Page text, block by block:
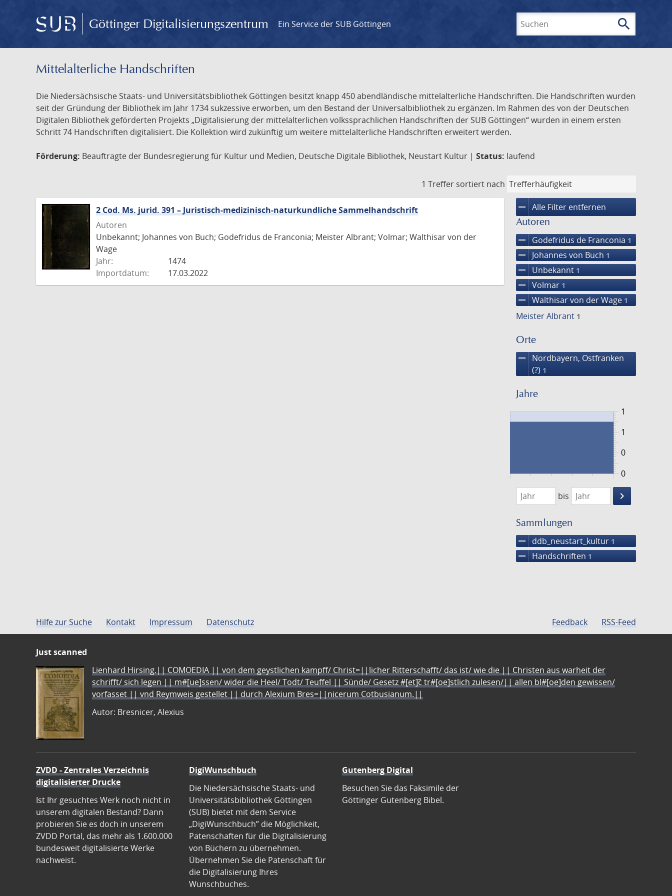
Göttinger Digitalisierungszentrum Ein Service der SUB Göttingen search
Mittelalterliche Handschriften
Die Niedersächsische Staats- und Universitätsbibliothek Göttingen besitzt knapp 450 abendländische mittelalterliche Handschriften. Die Handschriften wurden
seit der Gründung der Bibliothek im Jahr 1734 sukzessive erworben, um den Bestand der Universalbibliothek zu ergänzen. Im Rahmen des von der Deutschen
Digitalen Bibliothek geförderten Projekts „Digitalisierung der mittelalterlichen volkssprachlichen Handschriften der SUB Göttingen“ wurden in einem ersten
Schritt 74 Handschriften digitalisiert. Die Kollektion wird zukünftig um weitere mittelalterliche Handschriften erweitert werden.
Förderung: Beauftragte der Bundesregierung für Kultur und Medien, Deutsche Digitale Bibliothek, Neustart Kultur | Status: laufend
1 Treffer sortiert nach
remove Alle Filter entfernen
Autoren
remove Godefridus de Franconia 1
remove Johannes von Buch 1
remove Unbekannt 1
remove Volmar 1
remove Walthisar von der Wage 1
Meister Albrant 1
Orte
remove
Nordbayern, Ostfranken
(?) 1
Jahre
0
1
0
1
1474
1475
bis
keyboard_arrow_right
Suche
Sammlungen
remove ddb_neustart_kultur 1
remove Handschriften 1
2 Cod. Ms. jurid. 391 – Juristisch-medizinisch-naturkundliche Sammelhandschrift
Autoren
Unbekannt; Johannes von Buch; Godefridus de Franconia; Meister Albrant; Volmar; Walthisar von der
Wage
Jahr:
1474
Importdatum:
17.03.2022
Hilfe zur Suche Kontakt Impressum Datenschutz Feedback RSS-Feed
Just scanned
Lienhard Hirsing.|| COMOEDIA || von dem geystlichen kampff/ Christ=||licher Ritterschafft/ das ist/ wie die || Christen aus warheit der
schrifft/ sich legen || m#[ue]ssen/ wider die Heel/ Todt/ Teuffel || Sünde/ Gesetz #[et]c̃ tr#[oe]stlich zulesen/|| allen bl#[oe]den gewissen/
vorfasset || vnd Reymweis gestellet || durch Alexium Bres=||nicerum Cotbusianum.||
Autor: Bresnicer, Alexius
ZVDD - Zentrales Verzeichnis
digitalisierter Drucke
Ist Ihr gesuchtes Werk noch nicht in
unserem digitalen Bestand? Dann
probieren Sie es doch in unserem
ZVDD Portal, das mehr als 1.600.000
bundesweit digitalisierte Werke
nachweist.
DigiWunschbuch
Die Niedersächsische Staats- und
Universitätsbibliothek Göttingen
(SUB) bietet mit dem Service
„DigiWunschbuch” die Möglichkeit,
Patenschaften für die Digitalisierung
von Büchern zu übernehmen.
Übernehmen Sie die Patenschaft für
die Digitalisierung Ihres
Wunschbuches.
Gutenberg Digital
Besuchen Sie das Faksimile der
Göttinger Gutenberg Bibel.